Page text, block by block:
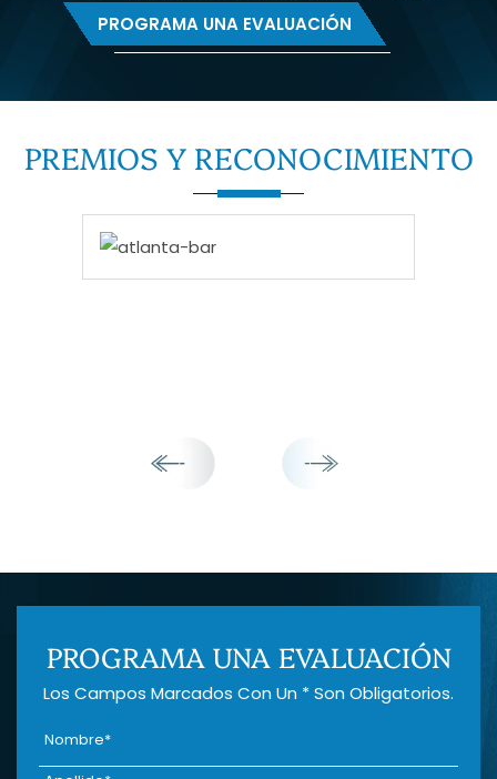
PROGRAMA UNA EVALUACIÓN
PREMIOS YRECONOCIMIENTO
PROGRAMA UNA EVALUACIÓN
Los Campos Marcados Con Un * Son Obligatorios.